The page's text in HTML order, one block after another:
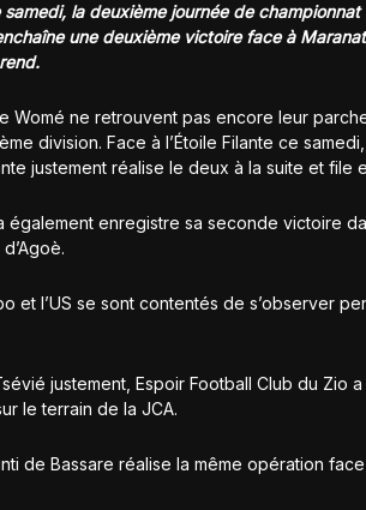
samedi, la deuxième journée de
une deuxième victoire face à
Womé ne retrouvent pas encore leur
division. Face à l’Étoile Filante ce
justement réalise le deux à la suite et file
également enregistre sa seconde victoire
et l’US se sont contentés de s’observer
justement, Espoir Football Club du
le terrain de la JCA.
de Bassare réalise la même opération